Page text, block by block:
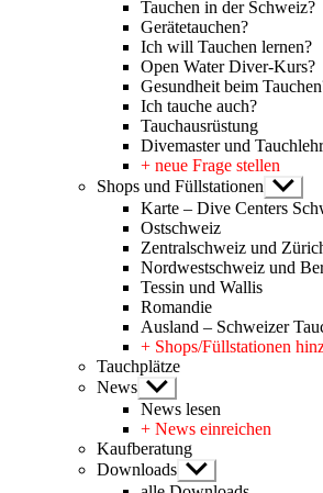
Tauchen in der Schweiz?
Gerätetauchen?
Ich will Tauchen lernen?
Open Water Diver-Kurs?
Gesundheit beim
Ich tauche auch?
Tauchausrüstung
Divemaster und
+ neue Frage stellen
Shops und Füllstationen
Karte – Dive Centers
Ostschweiz
Zentralschweiz und
Nordwestschweiz und
Tessin und Wallis
Romandie
Ausland – Schweizer
+ Shops/Füllstationen
Tauchplätze
News Untermenü
anzeigen
News lesen
+ News einreichen
Kaufberatung
Downloads Untermenü
anzeigen